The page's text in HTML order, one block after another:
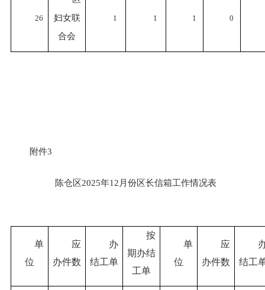
26
妇女联
合会
1 1 1 0
附件3
陈仓区2025年12月份区长信箱工作情况表
单
位
应
办件数
办
结工单
按
期办结
工单
单
位
应
办件数
结工